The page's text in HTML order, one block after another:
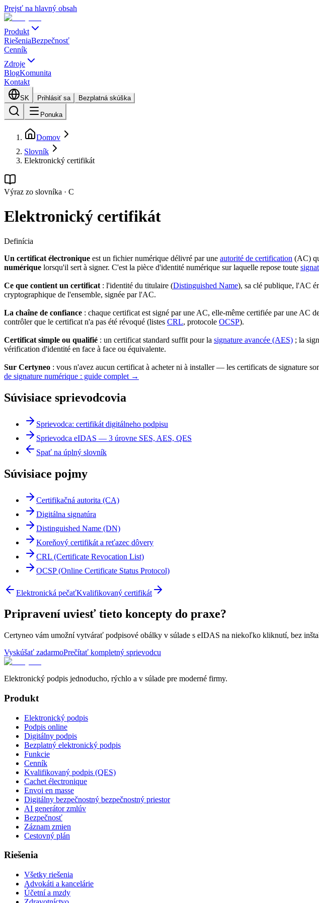
Prejsť na hlavný obsah
Produkt
RiešeniaBezpečnosť
Cenník
Zdroje
BlogKomunita
Kontakt
SK Prihlásiť sa Bezplatná skúška
Ponuka
Domov
Slovník
Elektronický certifikát
Výraz zo slovníka · C
Elektronický certifikát
Definícia
Un certificat électronique est un fichier numérique délivré par une autorité de certification (AC)
numérique lorsqu'il sert à signer. C'est la pièce d'identité numérique sur laquelle repose toute
Ce que contient un certificat : l'identité du titulaire (Distinguished Name), sa clé publique, l'AC
cryptographique de l'ensemble, signée par l'AC.
La chaîne de confiance : chaque certificat est signé par une AC, elle-même certifiée par une AC
contrôler que le certificat n'a pas été révoqué (listes CRL, protocole OCSP).
Certificat simple ou qualifié : un certificat standard suffit pour la signature avancée (AES) ; la
vérification d'identité en face à face ou équivalente.
Sur Certyneo : vous n'avez aucun certificat à acheter ni à installer — les certificats de signature
de signature numérique : guide complet →
Súvisiace sprievodcovia
Sprievodca: certifikát digitálneho podpisu
Sprievodca eIDAS — 3 úrovne SES, AES, QES
Spať na úplný slovník
Súvisiace pojmy
Certifikačná autorita (CA)
Digitálna signatúra
Distinguished Name (DN)
Koreňový certifikát a reťazec dôvery
CRL (Certificate Revocation List)
OCSP (Online Certificate Status Protocol)
Elektronická pečaťKvalifikovaný certifikát
Pripravení uviesť tieto koncepty do praxe?
Certyneo vám umožní vytvárať podpisové obálky v súlade s eIDAS na niekoľko kliknutí, bez
Vyskúšať zadarmoPrečítať kompletný sprievodcu
Elektronický podpis jednoducho, rýchlo a v súlade pre moderné firmy.
Produkt
Elektronický podpis
Podpis online
Digitálny podpis
Bezplatný elektronický podpis
Funkcie
Cenník
Kvalifikovaný podpis (QES)
Cachet électronique
Envoi en masse
Digitálny bezpečnostný bezpečnostný priestor
AI generátor zmlúv
Bezpečnosť
Záznam zmien
Cestovný plán
Riešenia
Všetky riešenia
Advokáti a kancelárie
Účetní a mzdy